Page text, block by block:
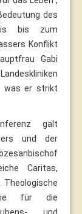
des
bis zum
Konflikt
Gabi
was er strikt
galt
und der
Caritas,
Theologische
für die
und